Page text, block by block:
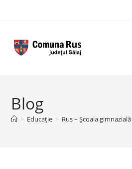
Blog
> Educație > Rus – Şcoala